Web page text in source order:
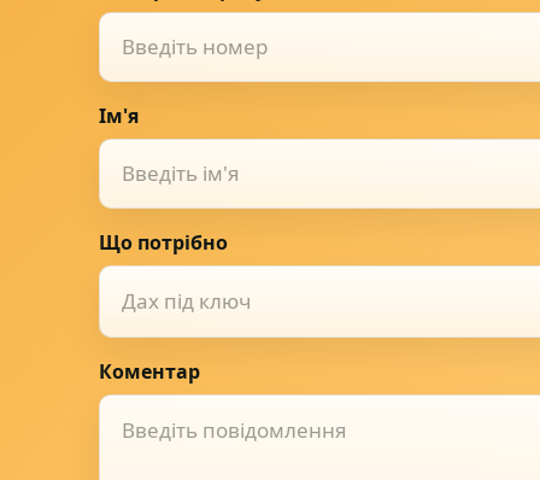
Ім'я
Що потрібно
Дах під ключ
Коментар